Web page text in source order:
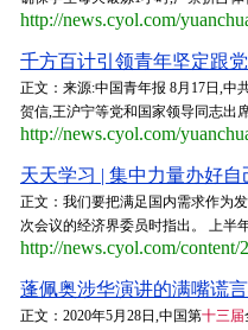
http://news.cyol.com/
千方百计引领青年坚定跟
正文：来源:中国青年报 8月17日,中
贺信,王沪宁等党和国家领导同志出
http://news.cyol.com/
天天学习 | 集中力量办好自
正文：我们要把满足国内需求作为
次会议的经济界委员时指出。 上半
http://news.cyol.com/content/
蓬佩奥涉华演讲的满嘴谎
正文：2020年5月28日,中国第十三届